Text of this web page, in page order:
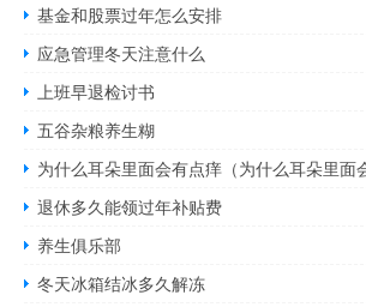
基金和股票过年怎么安排
应急管理冬天注意什么
上班早退检讨书
五谷杂粮养生糊
为什么耳朵里面会有点痒（为什么耳朵里面
退休多久能领过年补贴费
养生俱乐部
冬天冰箱结冰多久解冻